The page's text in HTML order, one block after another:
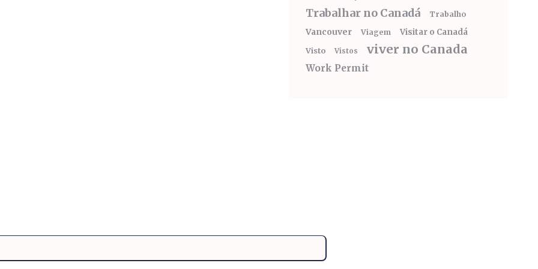
Trabalhar no Canadá Trabalho
Vancouver Viagem
Visitar o Canadá
Visto
Vistos viver no Canada
Work Permit